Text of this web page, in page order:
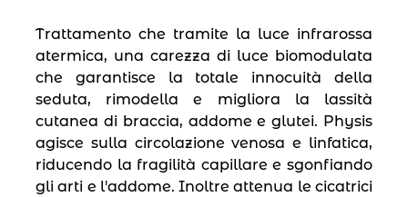
Trattamento che tramite la luce infrarossa
atermica, una carezza di luce biomodulata
che garantisce la totale innocuità della
seduta, rimodella e migliora la lassità
cutanea di braccia, addome e glutei. Physis
agisce sulla circolazione venosa e linfatica,
riducendo la fragilità capillare e sgonfiando
gli arti e l′addome. Inoltre attenua le cicatrici